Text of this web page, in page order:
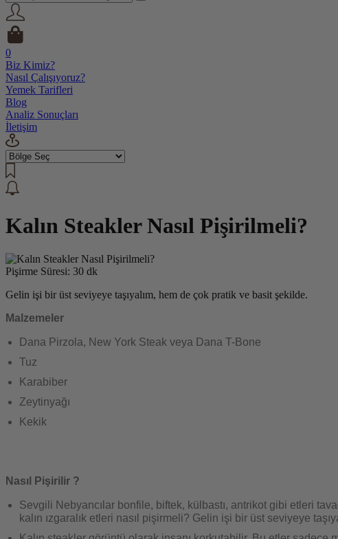
0
Biz Kimiz?
Nasıl Çalışıyoruz?
Yemek Tarifleri
Blog
Analiz Sonuçları
İletişim
Kalın Steakler Nasıl Pişirilmeli?
Pişirme Süresi: 30 dk
Gelin işi bir üst seviyeye taşıyalım, hem de çok pratik ve basit şekilde.
Malzemeler
Dana Pirzola, New York Steak veya Dana T-Bone
Tuz
Karabiber
Zeytinyağı
Kekik
Nasıl Pişirilir ?
Sevgili Nebyancılar bonfile, biftek, külbastı, antrikot gibi etleri
kalın ızgaralık etleri nasıl pişirmeli? Gelin işi bir üst seviyeye